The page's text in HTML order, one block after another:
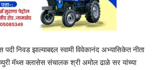
पदी निवड झाल्याबद्दल स्वामी विवेकानंद अभ्यासिकेत नीता
मॅथ्स क्लासेस संचालक श्री अमोल ढाळे सर यांच्या